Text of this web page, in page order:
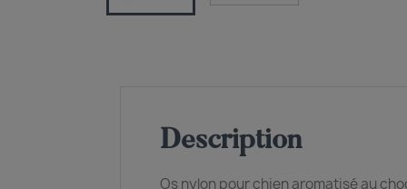
Description
Os nylon pour chien aromatisé au